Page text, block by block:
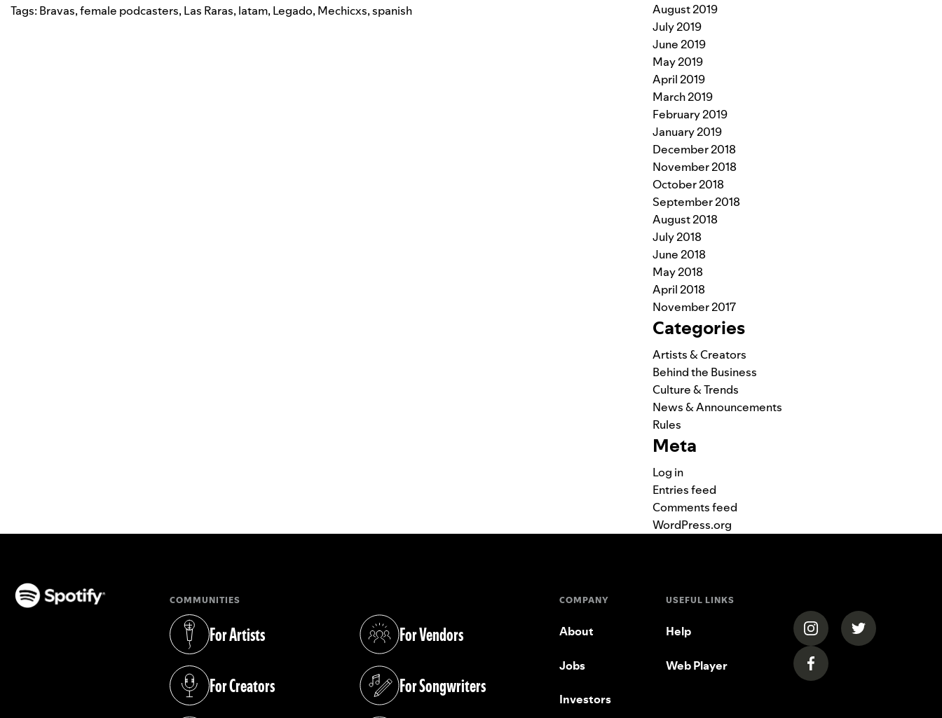
Tags: Bravas,female podcasters, Las Raras, latam, Legado, Mechicxs,spanish
August 2019
July 2019
June 2019
May 2019
April 2019
March 2019
February 2019
January 2019
December 2018
November 2018
October 2018
September 2018
August 2018
July 2018
June 2018
May 2018
April 2018
November 2017
Categories
Artists & Creators
Behind the Business
Culture & Trends
News & Announcements
Rules
Meta
Log in
Entries feed
Comments feed
WordPress.org
COMMUNITIES
For Artists
(opens in a new tab)
For Creators
(opens in a new tab)
For Vendors
(opens in a new tab)
For Songwriters
(opens in a new tab)
COMPANY
About
Jobs
Investors
USEFUL LINKS
Help
Web Player
(opens in a new tab)
(opens in a
(opens in a new tab)